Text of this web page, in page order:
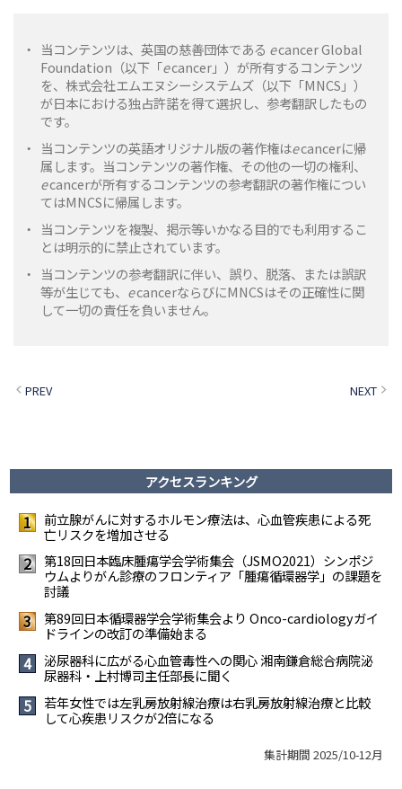
・ 当コンテンツは、英国の慈善団体である ecancer Global
Foundation（以下「ecancer」）が所有するコンテンツ
を、株式会社エムエヌシーシステムズ（以下「MNCS」）
が日本における独占許諾を得て選択し、参考翻訳したもの
です。
・
当コンテンツの英語オリジナル版の著作権はecancerに帰
属します。当コンテンツの著作権、その他の一切の権利、
ecancerが所有するコンテンツの参考翻訳の著作権につい
てはMNCSに帰属します。
・
当コンテンツを複製、掲示等いかなる目的でも利用するこ
とは明示的に禁止されています。
・
当コンテンツの参考翻訳に伴い、誤り、脱落、または誤訳
等が生じても、 ecancerならびにMNCSはその正確性に関
して一切の責任を負いません。
PREV NEXT
アクセスランキング
1
前立腺がんに対するホルモン療法は、心血管疾患による死
亡リスクを増加させる
2
第18回日本臨床腫瘍学会学術集会（JSMO2021）シンポジ
ウムより――がん診療のフロンティア「腫瘍循環器学」の課題を
討議
3
第89回日本循環器学会学術集会より Onco-cardiologyガイ
ドラインの改訂の準備始まる
4
泌尿器科に広がる心血管毒性への関心 ――湘南鎌倉総合病院泌
尿器科・上村博司主任部長に聞く
5
若年女性では左乳房放射線治療は右乳房放射線治療と比較
して心疾患リスクが2倍になる
集計期間 2025/10-12月